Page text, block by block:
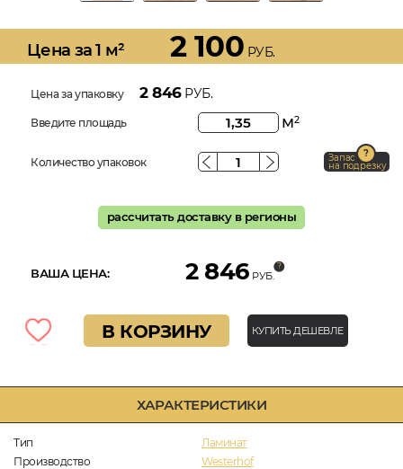
ХАРАКТЕРИСТИКИ
Тип
Ламинат
Производство
Westerhof
Цена за 1 м² 2 100 РУБ.
Цена за упаковку 2 846РУБ.
Введите площадь м2
Количество упаковок Запас
на подрезку
рассчитать доставку в регионы
ВАША ЦЕНА: 2 846 РУБ.
В КОРЗИНУ КУПИТЬ ДЕШЕВЛЕ